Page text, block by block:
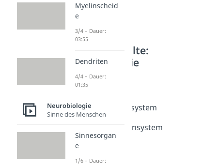
Weitere Inhalte:
Neurobiologie
Nervensystem
Nervensystem
Zentrales Nervensystem
Dauer: 03:44
Peripheres Nervensystem
Dauer: 03:58
Gliazellen
Dauer: 04:46
Myelinscheid
e
3/4 – Dauer:
03:55
Dendriten
4/4 – Dauer:
01:35
Neurobiologie
Sinne des Menschen
Sinnesorgan
e
1/6 – Dauer: